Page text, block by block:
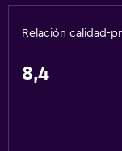
Wifi gratis
Wifi disponible en
Relación calidad-
8,4